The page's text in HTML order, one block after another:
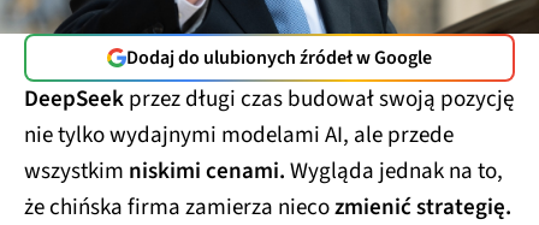
Dodaj do ulubionych źródeł w Google
DeepSeekprzez długi czas budował swoją pozycję
nie tylko wydajnymi modelami AI, ale przede
wszystkim niskimi cenami.Wygląda jednak na to,
że chińska firma zamierza niecozmienić strategię.